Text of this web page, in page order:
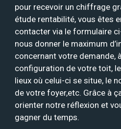
pour recevoir un chiffrage
étude rentabilité, vous êtes
contacter via le formulaire
nous donner le maximum
concernant votre demande,
configuration de votre toit,
lieux où celui-ci se situe, le
de votre foyer,etc. Grâce à
orienter notre réflexion et
gagner du temps.